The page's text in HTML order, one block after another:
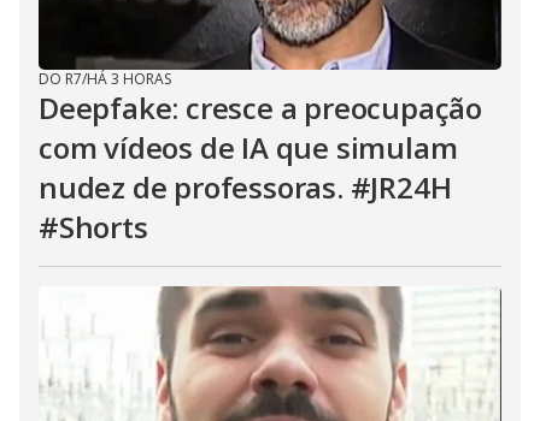
DO R7/HÁ 3 HORAS
Deepfake: cresce a preocupação
com vídeos de IA que simulam
nudez de professoras. #JR24H
#Shorts